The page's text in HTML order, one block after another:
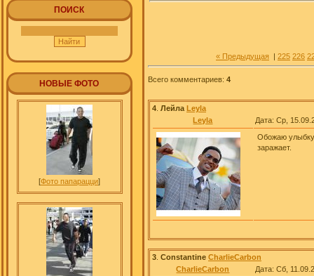
ПОИСК
НОВЫЕ ФОТО
[Фото папарацци]
« Предыдущая | 225 226
Всего комментариев: 4
4 Лейла Leyla
Leyla
Дата: Ср,
Обожаю
заражает.
3 Constantine CharlieCarbon
CharlieCarbon
Дата: Сб,